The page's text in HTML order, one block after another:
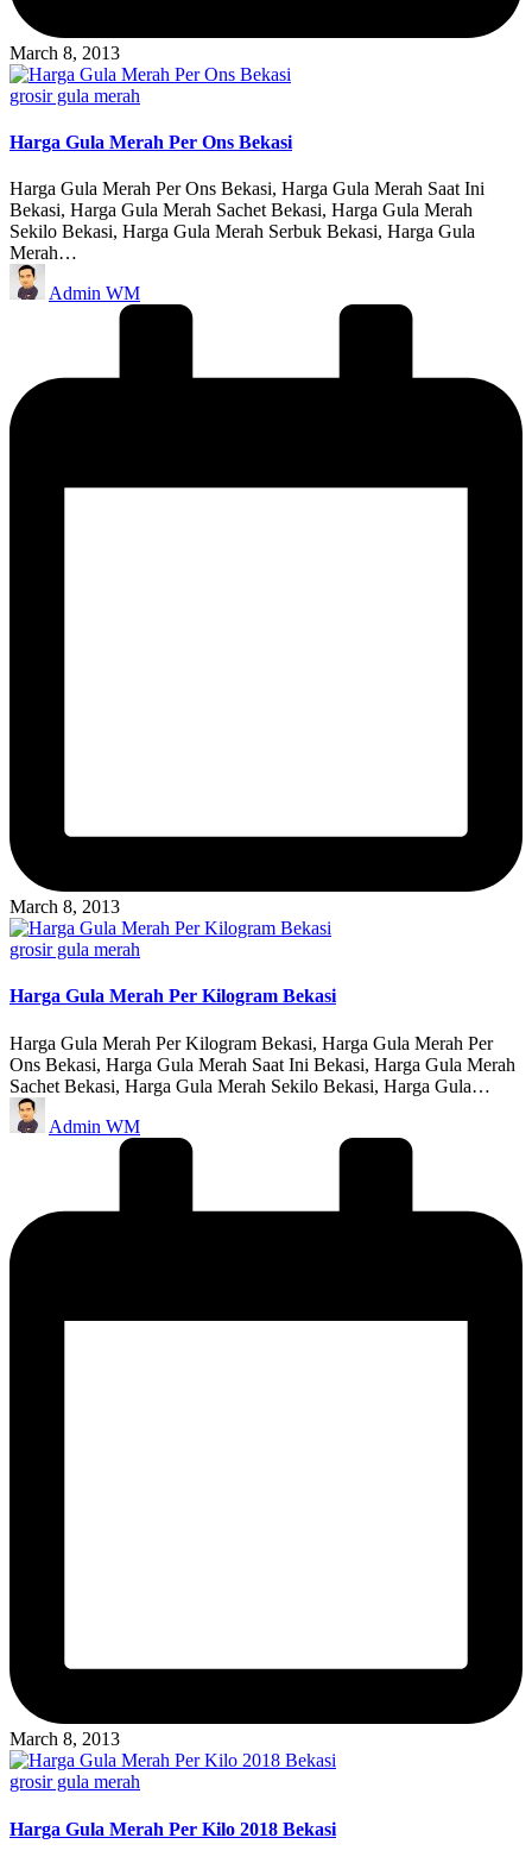
March 8, 2013
Posted
grosir gula merah
Harga Gula Merah Per Ons Bekasi
Harga Gula Merah Per Ons Bekasi, Harga Gula Merah Saat Ini
Bekasi, Harga Gula Merah Sachet Bekasi, Harga Gula Merah
Sekilo Bekasi, Harga Gula Merah Serbuk Bekasi, Harga Gula
Merah…
Posted
by
Admin WM
March 8, 2013
Posted
grosir gula merah
Harga Gula Merah Per Kilogram Bekasi
Harga Gula Merah Per Kilogram Bekasi, Harga Gula Merah Per
Ons Bekasi, Harga Gula Merah Saat Ini Bekasi, Harga Gula Merah
Sachet Bekasi, Harga Gula Merah Sekilo Bekasi, Harga Gula…
Posted
by
Admin WM
March 8, 2013
Posted
grosir gula merah
Harga Gula Merah Per Kilo 2018 Bekasi